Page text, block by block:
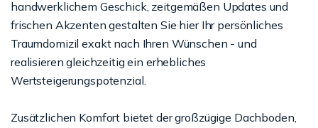
handwerklichem Geschick, zeitgemäßen Updates und
frischen Akzenten gestalten Sie hier Ihr persönliches
Traumdomizil exakt nach Ihren Wünschen - und
realisieren gleichzeitig ein erhebliches
Wertsteigerungspotenzial.
Zusätzlichen Komfort bietet der großzügige Dachboden,